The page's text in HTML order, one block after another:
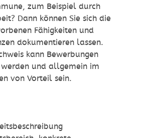
zum Beispiel durch
Dann können Sie sich die
Fähigkeiten und
dokumentieren lassen.
kann Bewerbungen
und allgemein im
von Vorteil sein.